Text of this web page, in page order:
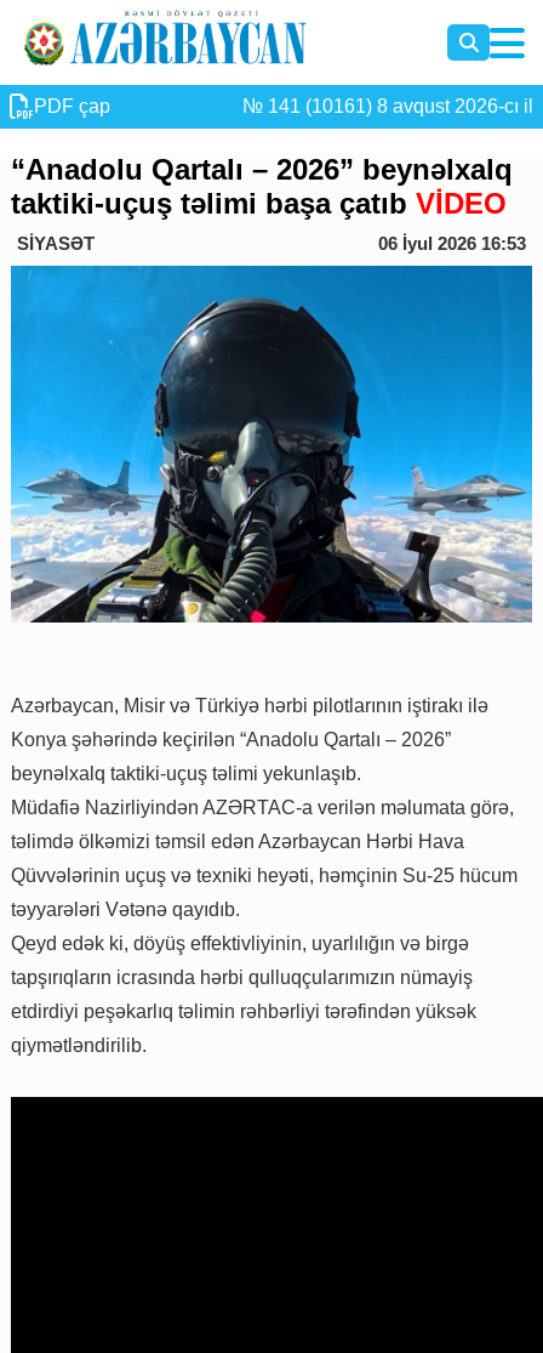
PDF çap № 141 (10161) 8 avqust 2026-cı il
“Anadolu Qartalı – 2026” beynəlxalq
taktiki-uçuş təlimi başa çatıb VİDEO
SİYASƏT 06 İyul 2026 16:53
Azərbaycan, Misir və Türkiyə hərbi pilotlarının iştirakı ilə
Konya şəhərində keçirilən “Anadolu Qartalı – 2026”
beynəlxalq taktiki-uçuş təlimi yekunlaşıb.
Müdafiə Nazirliyindən AZƏRTAC-a verilən məlumata görə,
təlimdə ölkəmizi təmsil edən Azərbaycan Hərbi Hava
Qüvvələrinin uçuş və texniki heyəti, həmçinin Su-25 hücum
təyyarələri Vətənə qayıdıb.
Qeyd edək ki, döyüş effektivliyinin, uyarlılığın və birgə
tapşırıqların icrasında hərbi qulluqçularımızın nümayiş
etdirdiyi peşəkarlıq təlimin rəhbərliyi tərəfindən yüksək
qiymətləndirilib.